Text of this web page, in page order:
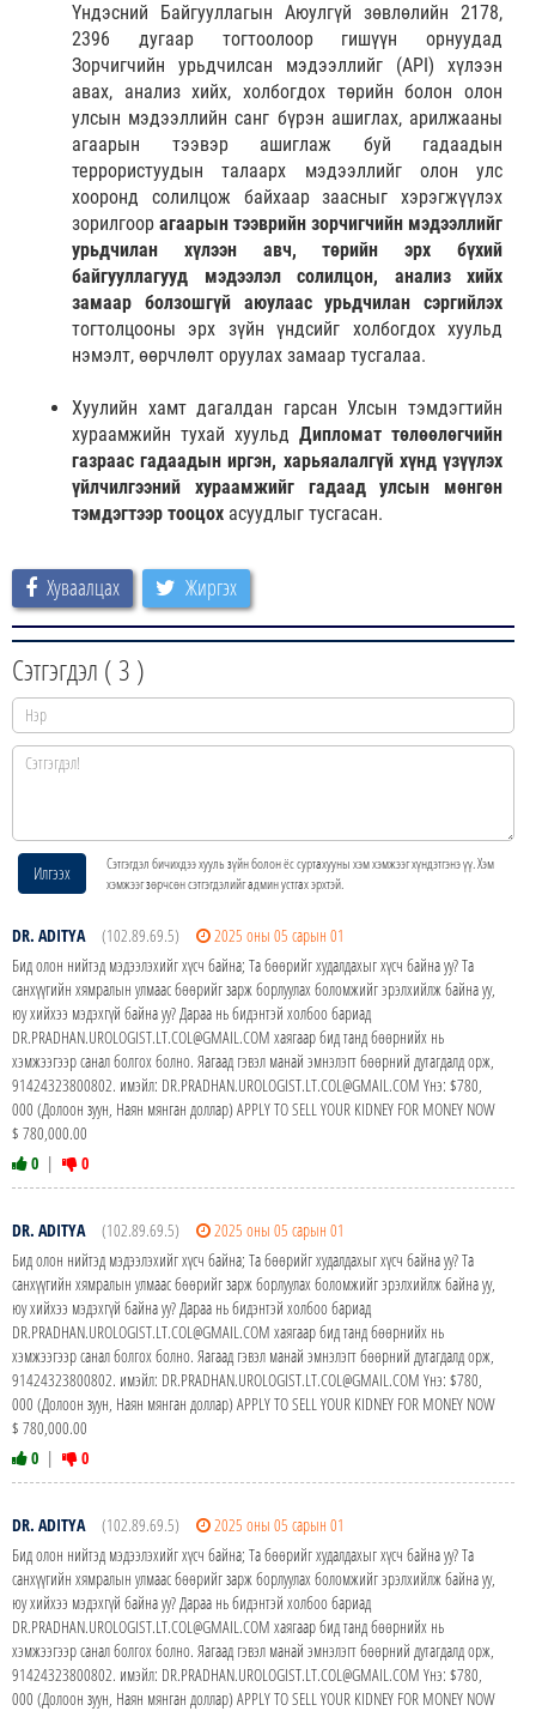
Үндэсний Байгууллагын Аюулгүй зөвлөлийн 2178,
2396 дугаар тогтоолоор гишүүн орнуудад
Зорчигчийн урьдчилсан мэдээллийг (API) хүлээн
авах, анализ хийх, холбогдох төрийн болон олон
улсын мэдээллийн санг бүрэн ашиглах, арилжааны
агаарын тээвэр ашиглаж буй гадаадын
террористуудын талаарх мэдээллийг олон улс
хооронд солилцож байхаар заасныг хэрэгжүүлэх
зорилгоор агаарын тээврийн зорчигчийн мэдээллийг
урьдчилан хүлээн авч, төрийн эрх бүхий
байгууллагууд мэдээлэл солилцон, анализ хийх
замаар болзошгүй аюулаас урьдчилан сэргийлэх
тогтолцооны эрх зүйн үндсийг холбогдох хуульд
нэмэлт, өөрчлөлт оруулах замаар тусгалаа.
Хуулийн хамт дагалдан гарсан Улсын тэмдэгтийн
хураамжийн тухай хуульд Дипломат төлөөлөгчийн
газраас гадаадын иргэн, харьяалалгүй хүнд үзүүлэх
үйлчилгээний хураамжийг гадаад улсын мөнгөн
тэмдэгтээр тооцох асуудлыг тусгасан.
Хуваалцах Жиргэх
Сэтгэгдэл ( 3 )
Илгээх
Сэтгэгдэл бичихдээ хууль зүйн болон ёс суртахууны хэм хэмжээг хүндэтгэнэ үү. Хэм
хэмжээг зөрчсөн сэтгэгдэлийг админ устгах эрхтэй.
DR. ADITYA (102.89.69.5)
2025 оны 05 сарын 01
Бид олон нийтэд мэдээлэхийг хүсч байна; Та бөөрийг худалдахыг хүсч байна уу? Та
санхүүгийн хямралын улмаас бөөрийг зарж борлуулах боломжийг эрэлхийлж байна уу,
юу хийхээ мэдэхгүй байна уу? Дараа нь бидэнтэй холбоо бариад
DR.PRADHAN.UROLOGIST.LT.COL@GMAIL.COM хаягаар бид танд бөөрнийх нь
хэмжээгээр санал болгох болно. Яагаад гэвэл манай эмнэлэгт бөөрний дутагдалд орж,
91424323800802. имэйл: DR.PRADHAN.UROLOGIST.LT.COL@GMAIL.COM Yнэ: $780,
000 (Долоон зуун, Наян мянган доллар) APPLY TO SELL YOUR KIDNEY FOR MONEY NOW
$ 780,000.00
0 | 0
DR. ADITYA (102.89.69.5)
2025 оны 05 сарын 01
Бид олон нийтэд мэдээлэхийг хүсч байна; Та бөөрийг худалдахыг хүсч байна уу? Та
санхүүгийн хямралын улмаас бөөрийг зарж борлуулах боломжийг эрэлхийлж байна уу,
юу хийхээ мэдэхгүй байна уу? Дараа нь бидэнтэй холбоо бариад
DR.PRADHAN.UROLOGIST.LT.COL@GMAIL.COM хаягаар бид танд бөөрнийх нь
хэмжээгээр санал болгох болно. Яагаад гэвэл манай эмнэлэгт бөөрний дутагдалд орж,
91424323800802. имэйл: DR.PRADHAN.UROLOGIST.LT.COL@GMAIL.COM Yнэ: $780,
000 (Долоон зуун, Наян мянган доллар) APPLY TO SELL YOUR KIDNEY FOR MONEY NOW
$ 780,000.00
0 | 0
DR. ADITYA (102.89.69.5)
2025 оны 05 сарын 01
Бид олон нийтэд мэдээлэхийг хүсч байна; Та бөөрийг худалдахыг хүсч байна уу? Та
санхүүгийн хямралын улмаас бөөрийг зарж борлуулах боломжийг эрэлхийлж байна уу,
юу хийхээ мэдэхгүй байна уу? Дараа нь бидэнтэй холбоо бариад
DR.PRADHAN.UROLOGIST.LT.COL@GMAIL.COM хаягаар бид танд бөөрнийх нь
хэмжээгээр санал болгох болно. Яагаад гэвэл манай эмнэлэгт бөөрний дутагдалд орж,
91424323800802. имэйл: DR.PRADHAN.UROLOGIST.LT.COL@GMAIL.COM Yнэ: $780,
000 (Долоон зуун, Наян мянган доллар) APPLY TO SELL YOUR KIDNEY FOR MONEY NOW